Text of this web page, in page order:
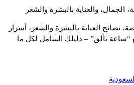
العناية بالبشرة والشعر، أسرار
“ساعة تألق” – دليلك الشامل لكل ما